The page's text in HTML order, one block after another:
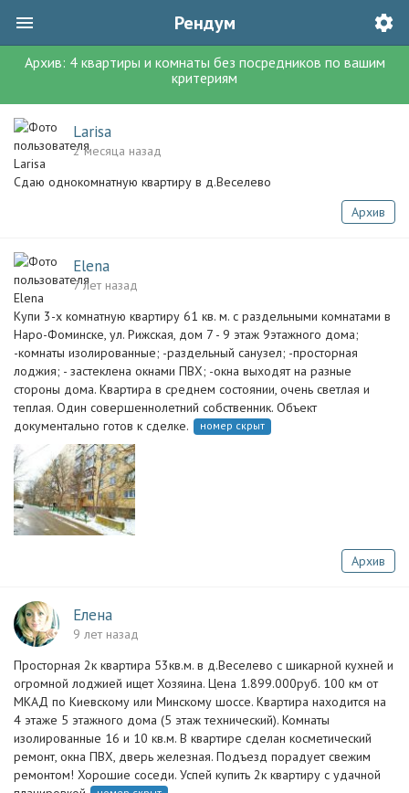
Рендум
Архив: 4квартиры и комнаты без посредников по вашим
критериям
Larisa
2 месяца назад
Сдаю однокомнатную квартиру в д.Веселево
Архив
Elena
7 лет назад
Купи 3-х комнатную квартиру 61 кв. м. с раздельными комнатами в
Наро-Фоминске, ул. Рижская, дом 7 - 9 этаж 9этажного дома;
-комнаты изолированные; -раздельный санузел; -просторная
лоджия; - застеклена окнами ПВХ; -окна выходят на разные
стороны дома. Квартира в среднем состоянии, очень светлая и
теплая. Один совершеннолетний собственник. Объект
документально готов к сделке.
номер скрыт
Архив
Елена
9 лет назад
Просторная 2к квартира 53кв.м. в д.Веселево с шикарной кухней и
огромной лоджией ищет Хозяина. Цена 1.899.000руб. 100 км от
МКАД по Киевскому или Минскому шоссе. Квартира находится на
4 этаже 5 этажного дома (5 этаж технический). Комнаты
изолированные 16 и 10 кв.м. В квартире сделан косметический
ремонт, окна ПВХ, дверь железная. Подъезд порадует свежим
ремонтом! Хорошие соседи. Успей купить 2к квартиру с удачной